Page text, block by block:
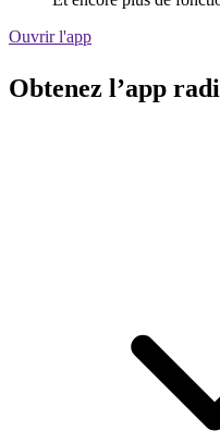
Ouvrir l'app
Obtenez l’app